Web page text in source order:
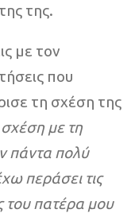
της.
με τον
που
τη σχέση της
σχέση με τη
πάντα πολύ
περάσει τις
του πατέρα μου